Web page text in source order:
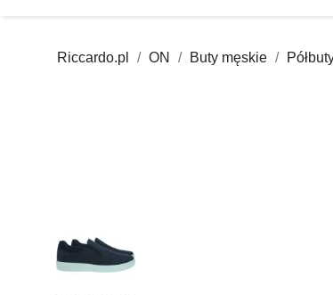
Riccardo.pl ON Buty męskie